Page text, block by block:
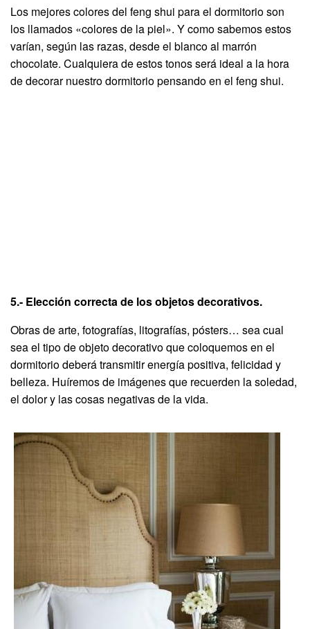
Los mejores colores del feng shui para el dormitorio son
los llamados «colores de la piel». Y como sabemos estos
varían, según las razas, desde el blanco al marrón
chocolate. Cualquiera de estos tonos será ideal a la hora
de decorar nuestro dormitorio pensando en el feng shui.
5.- Elección correcta de los objetos decorativos.
Obras de arte, fotografías, litografías, pósters… sea cual
sea el tipo de objeto decorativo que coloquemos en el
dormitorio deberá transmitir energía positiva, felicidad y
belleza. Huíremos de imágenes que recuerden la soledad,
el dolor y las cosas negativas de la vida.